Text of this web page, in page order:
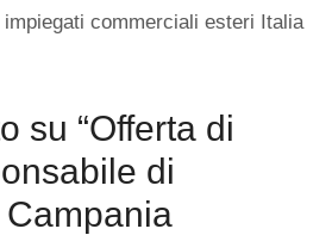
commerciali esteri Italia
su “Offerta di
di